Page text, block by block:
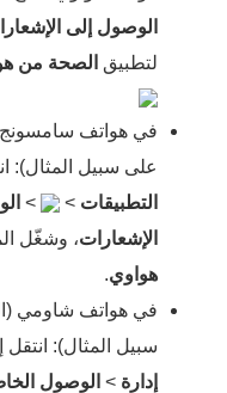
الوصول إلى
لتطبيق الصحة من
على سبيل المثال):
التطبيقات >
>
الإشعارات، وشغّل
هواوي.
سبيل المثال): انتقل
إدارة > الوصول